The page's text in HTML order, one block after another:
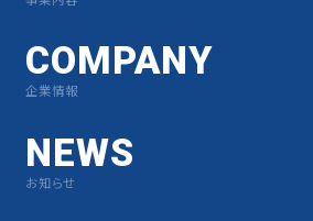
COMPANY
企業情報
NEWS
お知らせ